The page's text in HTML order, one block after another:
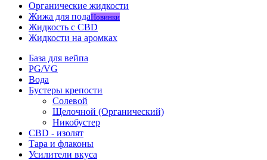
Органические жидкости
Жижа для подаНовинки
Жидкость с CBD
Жидкости на аромках
База для вейпа
PG/VG
Вода
Бустеры крепости
Солевой
Щелочной (Органический)
Никобустер
CBD - изолят
Тара и флаконы
Усилители вкуса